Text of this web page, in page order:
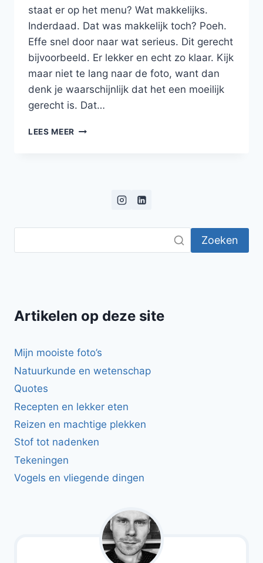
staat er op het menu? Wat makkelijks.
Inderdaad. Dat was makkelijk toch? Poeh.
Effe snel door naar wat serieus. Dit gerecht
bijvoorbeeld. Er lekker en echt zo klaar. Kijk
maar niet te lang naar de foto, want dan
denk je waarschijnlijk dat het een moeilijk
gerecht is. Dat…
LEES MEER KABELJAUW
Zoeken
Artikelen op deze site
Mijn mooiste foto’s
Natuurkunde en wetenschap
Quotes
Recepten en lekker eten
Reizen en machtige plekken
Stof tot nadenken
Tekeningen
Vogels en vliegende dingen